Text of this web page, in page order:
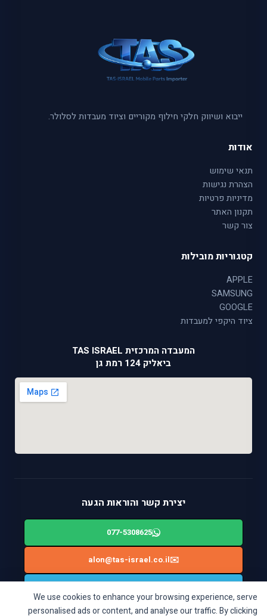
We use cookies to enhance your browsing experience, serve
personalised ads or content, and analyse our traffic. By clicking
ייבוא ושיווק חלקי חילוף מקוריים וציוד מעבדות לסלולר.
אודות
תנאי שימוש
הצהרת נגישות
מדיניות פרטיות
תקנון האתר
צור קשר
קטגוריות מובילות
APPLE
SAMSUNG
GOOGLE
ציוד היקפי למעבדות
המעבדה המרכזית TAS ISRAEL
ביאליק 124 רמת גן
יצירת קשר והוראות הגעה
077-5308625
✉️
alon@tas-israel.co.il